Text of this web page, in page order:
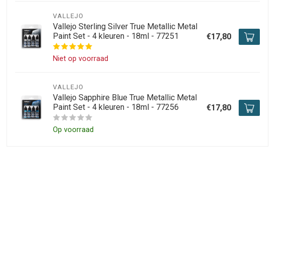
VALLEJO
Vallejo Sterling Silver True Metallic Metal
Paint Set - 4 kleuren - 18ml - 77251
Niet op voorraad
€17,80
VALLEJO
Vallejo Sapphire Blue True Metallic Metal
Paint Set - 4 kleuren - 18ml - 77256
Op voorraad
€17,80